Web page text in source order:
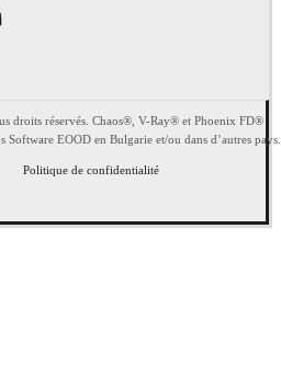
droits réservés. Chaos®, V-Ray® et Phoenix FD®
Software EOOD en Bulgarie et/ou dans d’autres pays.
Politique de confidentialité